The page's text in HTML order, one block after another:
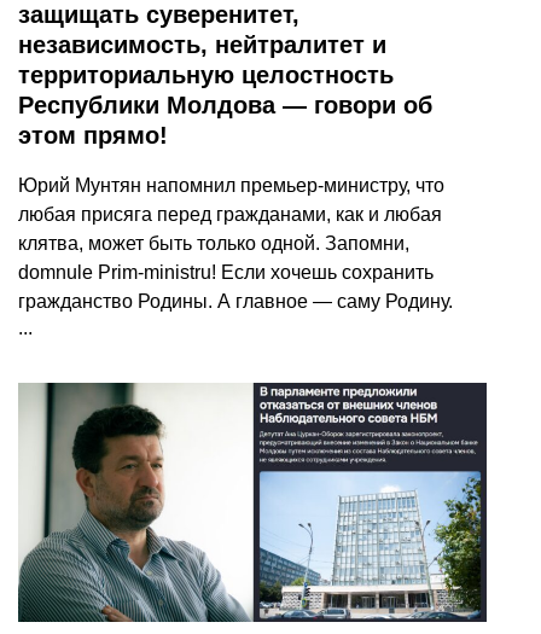
защищать суверенитет,
независимость, нейтралитет и
территориальную целостность
Республики Молдова — говори об
этом прямо!
Юрий Мунтян напомнил премьер-министру, что
любая присяга перед гражданами, как и любая
клятва, может быть только одной. Запомни,
domnule Prim-ministru! Если хочешь сохранить
гражданство Родины. А главное — саму Родину.
...